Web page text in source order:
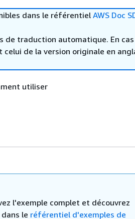
dans le référentiel AWS Doc
de traduction automatique. En
de la version originale en
utiliser
l'exemple complet et découvrez
le référentiel d'exemples de